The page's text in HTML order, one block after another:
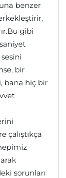
benzer
gibi
bir
bana hiç bir
çalıştıkça
sorunları